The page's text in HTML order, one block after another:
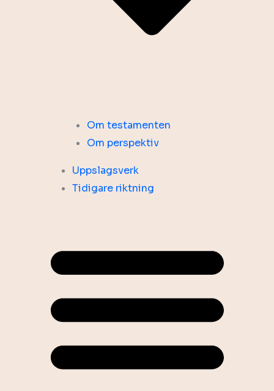
Om testamenten
Om perspektiv
Uppslagsverk
Tidigare riktning